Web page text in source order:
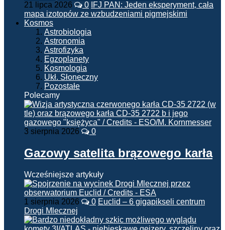
21 lipca 2026 0 IFJ PAN: Jeden eksperyment, cała
mapa izotopów ze wzbudzeniami pigmejskimi
Kosmos
Astrobiologia
Astronomia
Astrofizyka
Egzoplanety
Kosmologia
Ukł. Słoneczny
Pozostałe
Polecamy
3 sierpnia 2026 0
Gazowy satelita brązowego karła
Wcześniejsze artykuły
1 sierpnia 2026 0 Euclid – 6 gigapikseli centrum
Drogi Mlecznej